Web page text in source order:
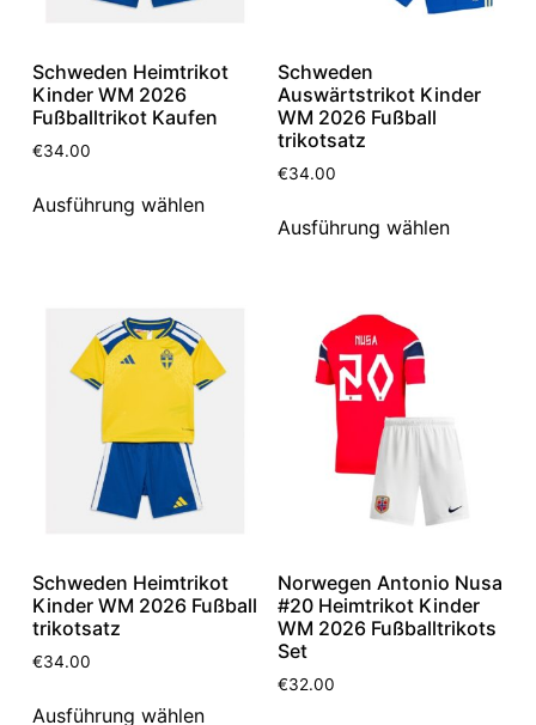
Schweden Heimtrikot
Kinder WM 2026
Fußballtrikot Kaufen
€34.00
Ausführung wählen
Schweden
Auswärtstrikot Kinder
WM 2026 Fußball
trikotsatz
€34.00
Ausführung wählen
Schweden Heimtrikot
Kinder WM 2026 Fußball
trikotsatz
€34.00
Ausführung wählen
Norwegen Antonio Nusa
#20 Heimtrikot Kinder
WM 2026 Fußballtrikots
Set
€32.00